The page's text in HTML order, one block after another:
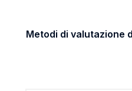
Metodi di valutazione